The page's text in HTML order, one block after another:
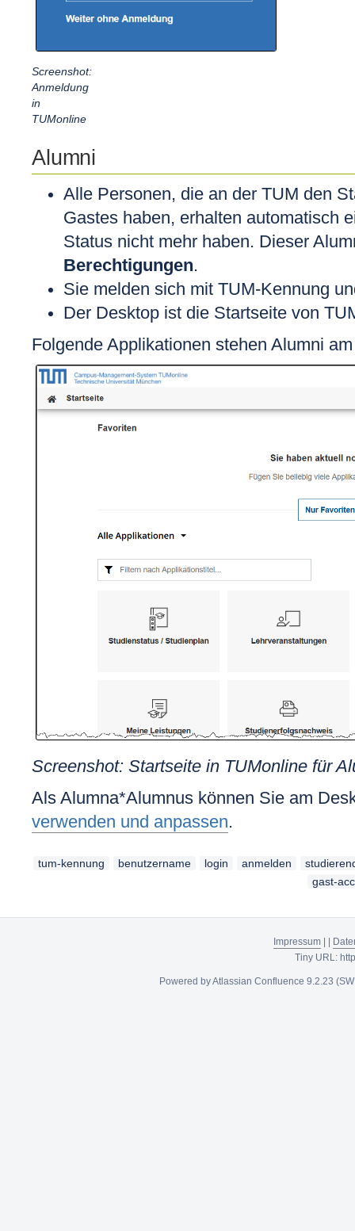
Screenshot:
Anmeldung
in
TUMonline
Alumni
Alle Personen, die an der TUM den
Gastes haben, erhalten automatisch
Status nicht mehr haben. Dieser
Berechtigungen.
Sie melden sich mit TUM-Kennung
Der Desktop ist die Startseite von
Folgende Applikationen stehen Alumni
Screenshot: Startseite in TUMonline für
Als Alumna*Alumnus können Sie am
verwenden und anpassen.
tum-kennung benutzername login anmelden
gast-
Impressum|
Tiny URL:
Powered byAtlassian Confluence 9.2.23